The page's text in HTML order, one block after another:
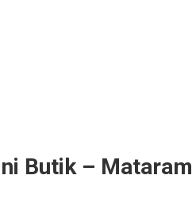
Butik – Mataram